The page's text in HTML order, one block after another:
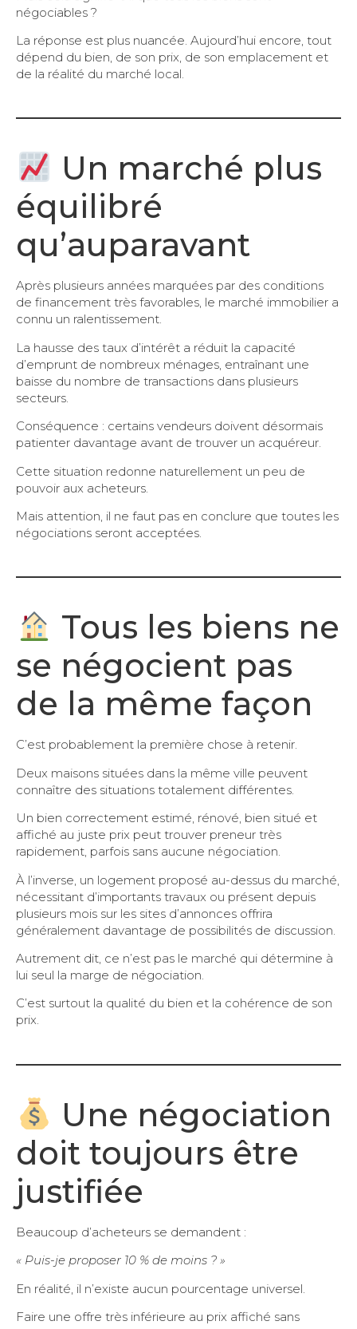
négociables ?
La réponse est plus nuancée. Aujourd’hui encore, tout
dépend du bien, de son prix, de son emplacement et
de la réalité du marché local.
Un marché plus
équilibré
qu’auparavant
Après plusieurs années marquées par des conditions
de financement très favorables, le marché immobilier a
connu un ralentissement.
La hausse des taux d’intérêt a réduit la capacité
d’emprunt de nombreux ménages, entraînant une
baisse du nombre de transactions dans plusieurs
secteurs.
Conséquence : certains vendeurs doivent désormais
patienter davantage avant de trouver un acquéreur.
Cette situation redonne naturellement un peu de
pouvoir aux acheteurs.
Mais attention, il ne faut pas en conclure que toutes les
négociations seront acceptées.
Tous les biens ne
se négocient pas
de la même façon
C’est probablement la première chose à retenir.
Deux maisons situées dans la même ville peuvent
connaître des situations totalement différentes.
Un bien correctement estimé, rénové, bien situé et
affiché au juste prix peut trouver preneur très
rapidement, parfois sans aucune négociation.
À l’inverse, un logement proposé au-dessus du marché,
nécessitant d’importants travaux ou présent depuis
plusieurs mois sur les sites d’annonces offrira
généralement davantage de possibilités de discussion.
Autrement dit, ce n’est pas le marché qui détermine à
lui seul la marge de négociation.
C’est surtout la qualité du bien et la cohérence de son
prix.
Une négociation
doit toujours être
justifiée
Beaucoup d’acheteurs se demandent :
« Puis-je proposer 10 % de moins ? »
En réalité, il n’existe aucun pourcentage universel.
Faire une offre très inférieure au prix affiché sans